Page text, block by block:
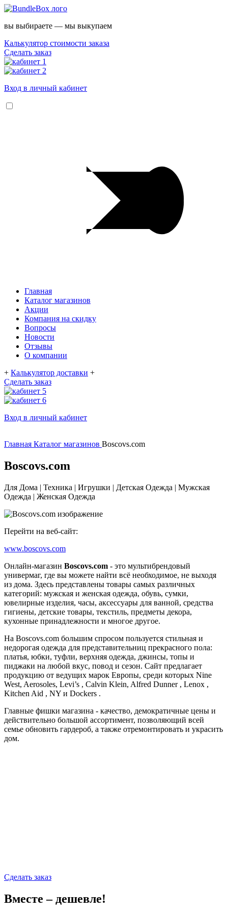
вы выбираете — мы выкупаем
Калькулятор стоимости заказа
Сделать заказ
Вход в личный кабинет
Главная
Каталог магазинов
Акции
Компания на скидку
Вопросы
Новости
Отзывы
О компании
+ Калькулятор доставки +
Сделать заказ
Вход в личный кабинет
Главная Каталог магазинов Boscovs.com
Boscovs.com
Для Дома | Техника | Игрушки | Детская Одежда | Мужская
Одежда | Женская Одежда
Перейти на веб-сайт:
www.boscovs.com
Онлайн-магазин Boscovs.com - это мультибрендовый
универмаг, где вы можете найти всё необходимое, не выходя
из дома. Здесь представлены товары самых различных
категорий: мужская и женская одежда, обувь, сумки,
ювелирные изделия, часы, аксессуары для ванной, средства
гигиены, детские товары, текстиль, предметы декора,
кухонные принадлежности и многое другое.
На Boscovs.com большим спросом пользуется стильная и
недорогая одежда для представительниц прекрасного пола:
платья, юбки, туфли, верхняя одежда, джинсы, топы и
пиджаки на любой вкус, повод и сезон. Сайт предлагает
продукцию от ведущих марок Европы, среди которых Nine
West, Aerosoles, Levi’s , Calvin Klein, Alfred Dunner , Lenox ,
Kitchen Aid , NY и Dockers .
Главные фишки магазина - качество, демократичные цены и
действительно большой ассортимент, позволяющий всей
семье обновить гардероб, а также отремонтировать и украсить
дом.
Сделать заказ
Вместе – дешевле!